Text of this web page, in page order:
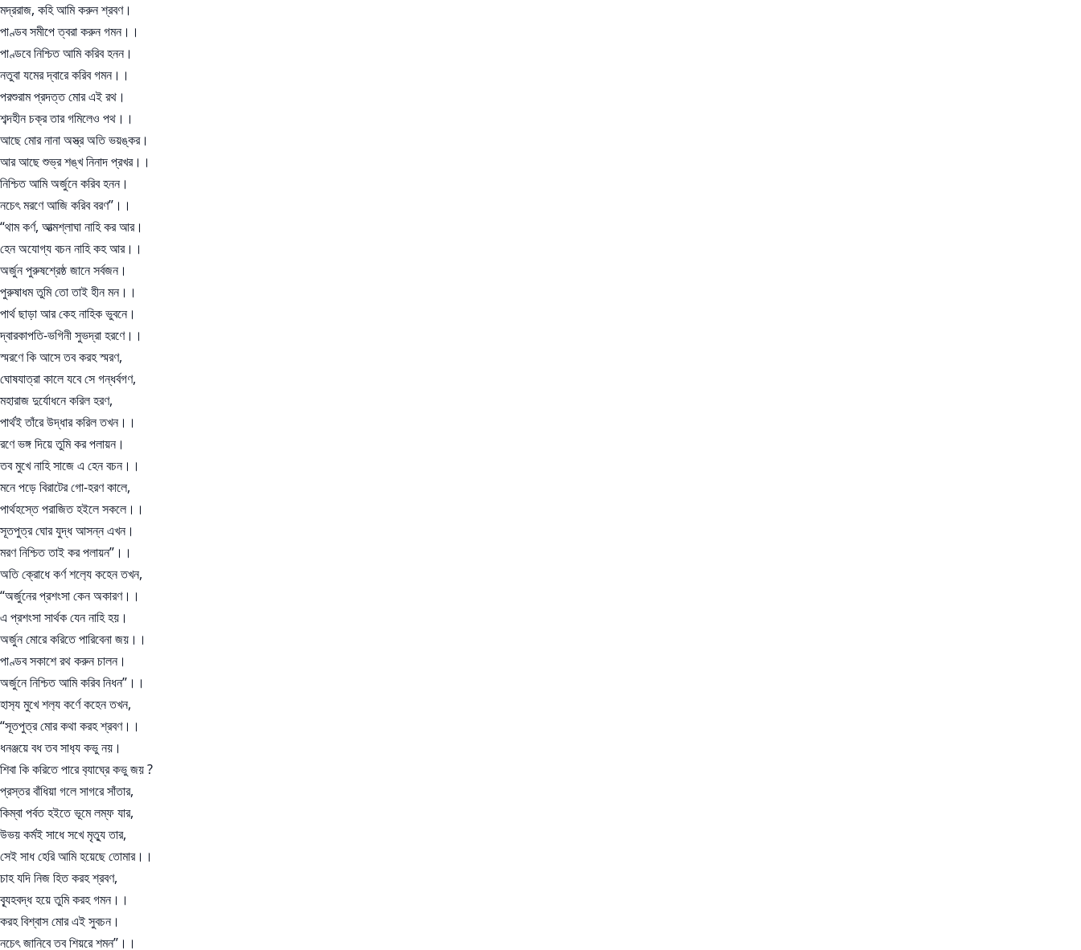
মদ্ররাজ, কহি আমি করুন শ্রবণ।
পাণ্ডব সমীপে ত্বরা করুন গমন।।
পাণ্ডবে নিশ্চিত আমি করিব হনন।
নতুবা যমের দ্বারে করিব গমন।।
পরশুরাম প্রদত্ত মোর এই রথ।
শব্দহীন চক্র তার গমিলেও পথ।।
আছে মোর নানা অস্ত্র অতি ভয়ঙ্কর।
আর আছে শুভ্র শঙ্খ নিনাদ প্রখর।।
নিশ্চিত আমি অর্জুনে করিব হনন।
নচেৎ মরণে আজি করিব বরণ”।।
“থাম কর্ণ, আত্মশ্লাঘা নাহি কর আর।
হেন অযোগ্য বচন নাহি কহ আর।।
অর্জুন পুরুষশ্রেষ্ঠ জানে সর্বজন।
পুরুষাধম তুমি তো তাই হীন মন।।
পার্থ ছাড়া আর কেহ নাহিক ভুবনে।
দ্বারকাপতি-ভগিনী সুভদ্রা হরণে।।
স্মরণে কি আসে তব করহ স্মরণ,
ঘোষযাত্রা কালে যবে সে গন্ধর্বগণ,
মহারাজ দুর্যোধনে করিল হরণ,
পার্থই তাঁরে উদ্ধার করিল তখন।।
রণে ভঙ্গ দিয়ে তুমি কর পলায়ন।
তব মুখে নাহি সাজে এ হেন বচন।।
মনে পড়ে বিরাটের গো-হরণ কালে,
পার্থহস্তে পরাজিত হইলে সকলে।।
সূতপুত্র ঘোর যুদ্ধ আসন্ন এখন।
মরণ নিশ্চিত তাই কর পলায়ন”।।
অতি ক্রোধে কর্ণ শল‍্যে কহেন তখন,
“অর্জুনের প্রশংসা কেন অকারণ।।
এ প্রশংসা সার্থক যেন নাহি হয়।
অর্জুন মোরে করিতে পারিবেনা জয়।।
পাণ্ডব সকাশে রথ করুন চালন।
অর্জুনে নিশ্চিত আমি করিব নিধন”।।
হাস‍্য মুখে শল‍্য কর্ণে কহেন তখন,
“সূতপুত্র মোর কথা করহ শ্রবণ।।
ধনঞ্জয়ে বধ তব সাধ‍্য কভু নয়।
শিবা কি করিতে পারে ব‍্যাঘ্রে কভু জয় ?
প্রস্তর বাঁধিয়া গলে সাগরে সাঁতার,
কিম্বা পর্বত হইতে ভূমে লম্ফ যার,
উভয় কর্মই সাধে সখে মৃত্যু তার,
সেই সাধ হেরি আমি হয়েছে তোমার।।
চাহ যদি নিজ হিত করহ শ্রবণ,
ব‍্যূহবদ্ধ হয়ে তুমি করহ গমন।।
করহ বিশ্বাস মোর এই সুবচন।
নচেৎ জানিবে তব শিয়রে শমন”।।